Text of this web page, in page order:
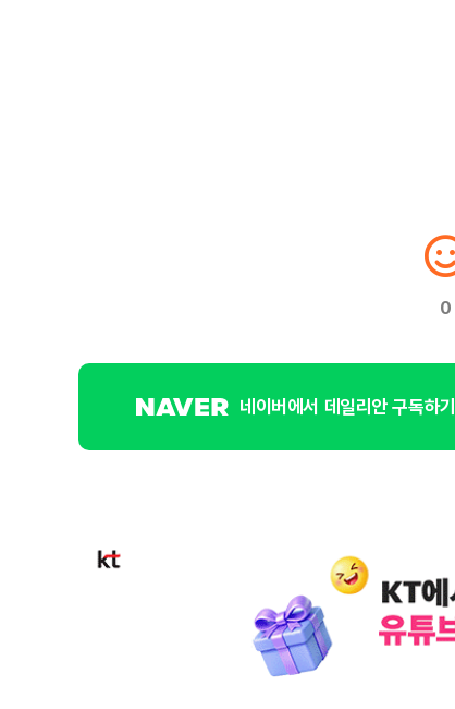
0
네이버에서 데일리안 구독하기